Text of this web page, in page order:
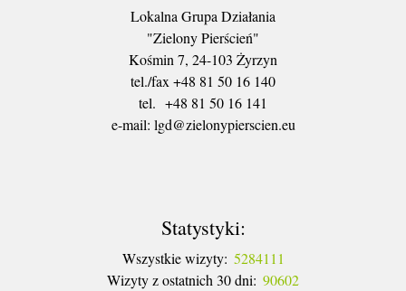
Lokalna Grupa Działania
"Zielony Pierścień"
Kośmin 7, 24-103 Żyrzyn
tel./fax +48 81 50 16 140
tel. +48 81 50 16 141
​e-mail: lgd@zielonypierscien.eu
Statystyki:
Wszystkie wizyty: 5284111
Wizyty z ostatnich 30 dni: 90602